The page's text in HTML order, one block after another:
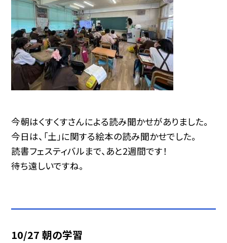
今朝はくすくすさんによる読み聞かせがありました。
今日は、「土」に関する絵本の読み聞かせでした。
読書フェスティバルまで、あと2週間です！
待ち遠しいですね。
10/27 朝の学習